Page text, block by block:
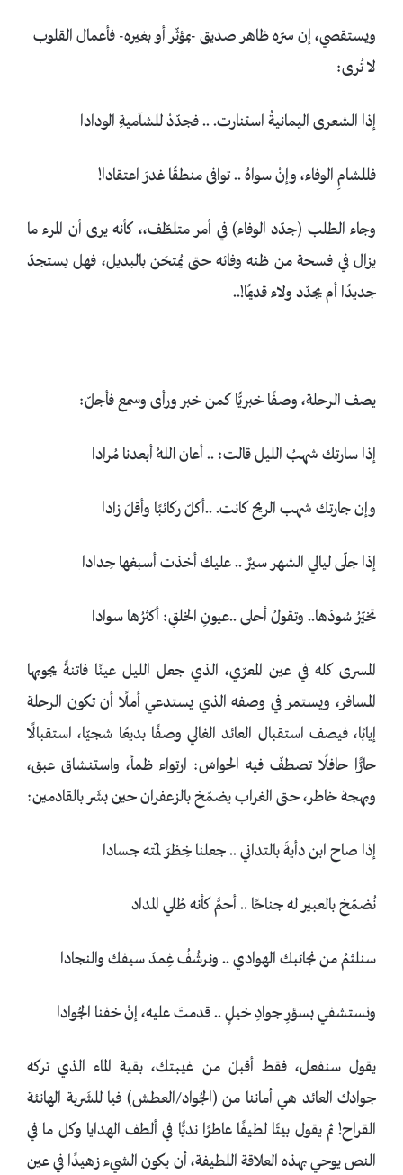
ويستقصي، إن سرّه ظاهر صديق -بمؤثّر أو بغيره- فأعمال القلوب
لا تُرى:
إذا الشعرى اليمانيةُ استنارت. .. فجدّدْ للشآميةِ الودادا
فللشامِ الوفاء، وإنْ سواهُ .. توافى منطقًا غدرَ اعتقادا!
وجاء الطلب (جدّد الوفاء) في أمر متلطّف،، كأنه يرى أن المرء ما
يزال في فسحة من ظنه وفائه حتى يُمتحَن بالبديل، فهل يستجدّ
جديدًا أم يجدّد ولاء قديمًا!..
يصف الرحلة، وصفًا خبريًّا كمن خبر ورأى وسمع فأجلّ:
إذا سارتك شهبُ الليل قالت: .. أعان اللهُ أبعدنا مُرادا
وإن جارتك شهب الريح كانت. ..أكلّ ركائبًا وأقلَ زادا
إذا جلّى ليالي الشهر سيرٌ .. عليك أخذت أسبغها حِدادا
تخيّرُ سُودَها.. وتقولُ أحلى ..عيونِ الخلقِ: أكثرُها سوادا
المسرى كله في عين المعرّي، الذي جعل الليل عينًا فاتنةً يجوبها
المسافر، ويستمر في وصفه الذي يستدعي أملًا أن تكون الرحلة
إيابًا، فيصف استقبال العائد الغالي وصفًا بديعًا شجيّا، استقبالًا
حارًّا حافلًا تصطفّ فيه الحواسّ: ارتواء ظمأ، واستنشاق عبق،
وبهجة خاطر، حتى الغراب يضمّخ بالزعفران حين بشّر بالقادمين:
إذا صاح ابن دأيةَ بالتداني .. جعلنا خِطْرَ لمّته جسادا
نُضمّخ بالعبير له جناحًا .. أحمَّ كأنه طُلي المداد
سنلثمُ من نجائبك الهوادي .. ونرشُفُ غِمدَ سيفك والنجادا
ونستشفي بسؤرِ جوادِ خيلٍ .. قدمتَ عليه، إنْ خفنا الجُوادا
يقول سنفعل، فقط أقبلْ من غيبتك، بقية الماء الذي تركه
جوادك العائد هي أماننا من (الجُواد/العطش) فيا للشَربة الهانئة
القراح! ثم يقول بيتًا لطيفًا عاطرًا نديًّا في ألطف الهدايا وكل ما في
النص يوحي بهذه العلاقة اللطيفة، أن يكون الشيء زهيدًا في عين